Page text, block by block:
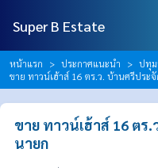
Super B Estate
หน้าแรก ประกาศแนะนำ
ปทุม
ขาย ทาวน์เฮ้าส์ 16 ตร.ว. บ้านศรีประ
ขาย ทาวน์เฮ้าส์ 16 ตร
นายก